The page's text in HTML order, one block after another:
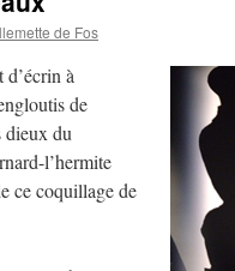
de Fos
à
de
dieux du
l’hermite
ce coquillage de